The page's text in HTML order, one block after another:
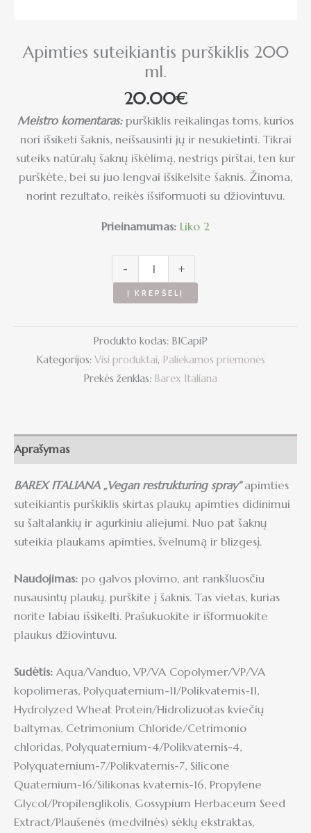
Apimties suteikiantis purškiklis 200
ml.
20.00€
Meistro komentaras: purškiklis reikalingas toms, kurios
nori išsiketi šaknis, neišsausinti jų ir nesukietinti. Tikrai
suteiks natūralų šaknų iškėlimą, nestrigs pirštai, ten kur
purškėte, bei su juo lengvai išsikelsite šaknis. Žinoma,
norint rezultato, reikės išsiformuoti su džiovintuvu.
Prieinamumas: Liko 2
- +
Į KREPŠELĮ
Produkto kodas: BICapiP
Kategorijos: Visi produktai, Paliekamos priemonės
Prekės ženklas: Barex Italiana
Aprašymas
BAREX ITALIANA „Vegan restrukturing spray“apimties
suteikiantis purškiklis skirtas plaukų apimties didinimui
su šaltalankių ir agurkiniu aliejumi. Nuo pat šaknų
suteikia plaukams apimties, švelnumą ir blizgesį.
Naudojimas: po galvos plovimo, ant rankšluosčiu
nusausintų plaukų, purškite į šaknis. Tas vietas, kurias
norite labiau išsikelti. Prašukuokite ir išformuokite
plaukus džiovintuvu.
Sudėtis: Aqua/Vanduo, VP/VA Copolymer/VP/VA
kopolimeras, Polyquaternium-11/Polikvaternis-11,
Hydrolyzed Wheat Protein/Hidrolizuotas kviečių
baltymas, Cetrimonium Chloride/Cetrimonio
chloridas, Polyquaternium-4/Polikvaternis-4,
Polyquaternium-7/Polikvaternis-7, Silicone
Quaternium-16/Silikonas kvaternis-16, Propylene
Glycol/Propilenglikolis, Gossypium Herbaceum Seed
Extract/Plaušenės (medvilnės) sėklų ekstraktas,